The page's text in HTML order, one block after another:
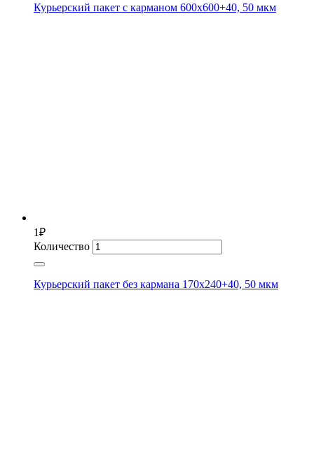
Курьерский пакет с карманом 600х600+40, 50 мкм
1₽
Количество
Курьерский пакет без кармана 170х240+40, 50 мкм